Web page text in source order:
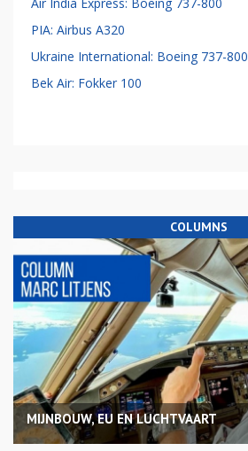
PIA: Airbus A320
Ukraine International: Boeing 737-800
Bek Air: Fokker 100
COLUMNS
MIJNBOUW, EU EN LUCHTVAART